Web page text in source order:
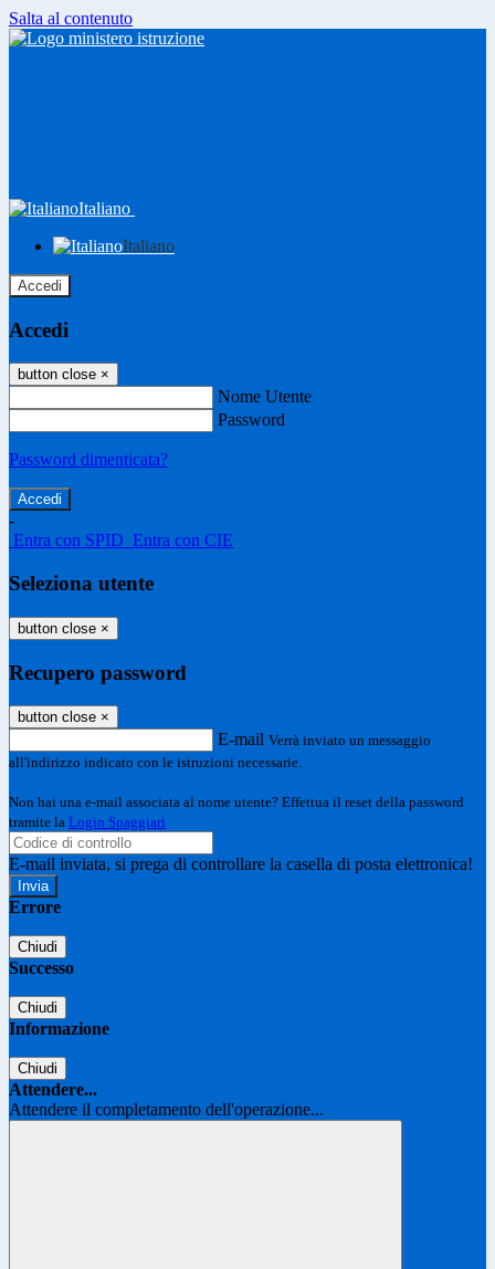
Salta al contenuto
Italiano
Italiano
Accedi
Accedi
button close ×
Nome Utente
Password
Password dimenticata?
-
Entra con SPID Entra con CIE
Seleziona utente
button close ×
Recupero password
button close ×
E-mail Verrà inviato un messaggio
all'indirizzo indicato con le istruzioni necessarie.
Non hai una e-mail associata al nome utente? Effettua il reset della password
tramite la Login Spaggiari
E-mail inviata, si prega di controllare la casella di posta elettronica!
Errore
Chiudi
Successo
Chiudi
Informazione
Chiudi
Attendere...
Attendere il completamento dell'operazione...